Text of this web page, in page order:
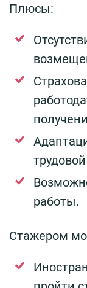
Плюсы:
работы.
Стажером